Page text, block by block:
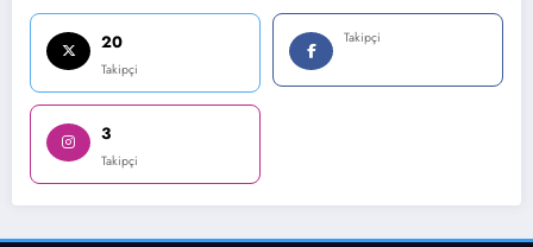
20
Takipçi
Takipçi
3
Takipçi